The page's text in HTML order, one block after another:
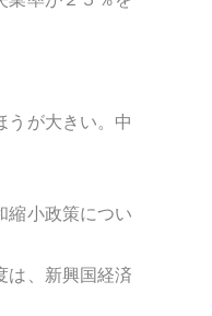
うが大きい。中
縮小政策につい
は、新興国経済